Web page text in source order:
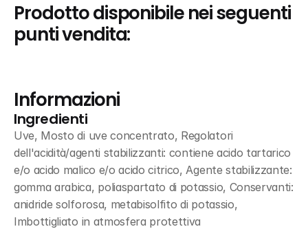
Prodotto disponibile nei seguenti
punti vendita:
Informazioni
Ingredienti
Uve, Mosto di uve concentrato, Regolatori
dell'acidità/agenti stabilizzanti: contiene acido tartarico
e/o acido malico e/o acido citrico, Agente stabilizzante:
gomma arabica, poliaspartato di potassio, Conservanti:
anidride solforosa, metabisolfito di potassio,
Imbottigliato in atmosfera protettiva